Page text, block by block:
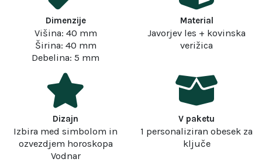
Dimenzije
Višina: 40 mm
Širina: 40 mm
Debelina: 5 mm
Material
Javorjev les + kovinska
verižica
Dizajn
Izbira med simbolom in
ozvezdjem horoskopa
Vodnar
V paketu
1 personaliziran obesek za
ključe